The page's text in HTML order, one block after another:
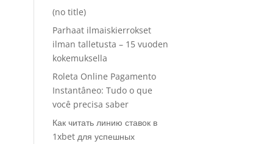
(no title)
Parhaat ilmaiskierrokset
ilman talletusta – 15 vuoden
kokemuksella
Roleta Online Pagamento
Instantâneo: Tudo o que
você precisa saber
Как читать линию ставок в
1xbet для успешных